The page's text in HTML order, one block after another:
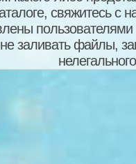
свяжитесь
пользователями
заливать файлы,